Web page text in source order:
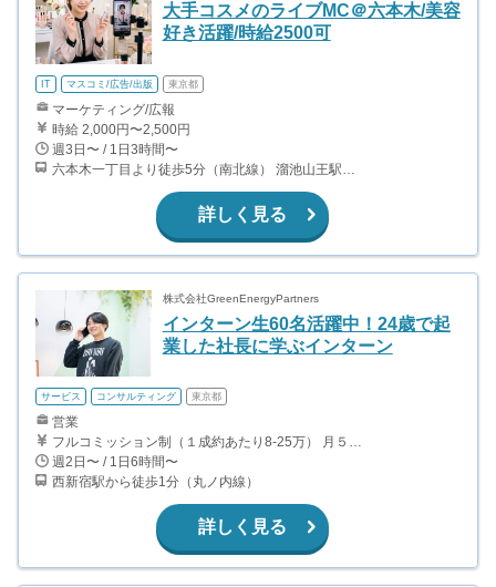
大手コスメのライブMC＠六本木/美容
好き活躍/時給2500可
IT マスコミ/広告/出版 東京都
マーケティング/広報
時給 2,000円〜2,500円
週3日〜 / 1日3時間〜
詳しく見る
株式会社GreenEnergyPartners
インターン生60名活躍中！24歳で起
業した社長に学ぶインターン
サービス コンサルティング 東京都
営業
フルコミッション制（１成約あたり8-25万） 月５０万以上稼ぐインターン生も多数います！ ■収入例 ○入社１ヶ月目（明治大学2年生） 役職：アポインター 月間１契約×８万円＝８万円 ＋交通費 ○入社３ヶ月目（東京大学２年生） 役職：アポインター（ランク：ブロンズ） 月間３契約×10万円＝30万円 ＋交通費 ○入社６ヶ月目（早稲田大学３年生） 役職：アポインター（ランク：シルバー） 月間５契約×12万円＝60万円 ＋交通費 ○入社15ヶ月目（慶應大学３年生） 役職：クローザー 月間３契約×25万＝75万円 ＋交通費
週2日〜 / 1日6時間〜
西新宿駅から徒歩1分（丸ノ内線）
詳しく見る